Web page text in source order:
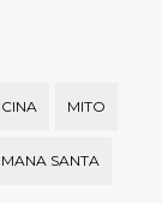
MITO
SANTA